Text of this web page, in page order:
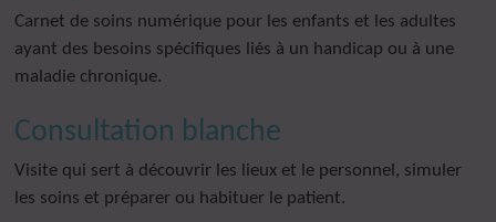
Carnet de soins numérique pour les enfants et les adultes
ayant des besoins spécifiques liés à un handicap ou à une
maladie chronique.
Consultation blanche
Visite qui sert à découvrir les lieux et le personnel, simuler
les soins et préparer ou habituer le patient.